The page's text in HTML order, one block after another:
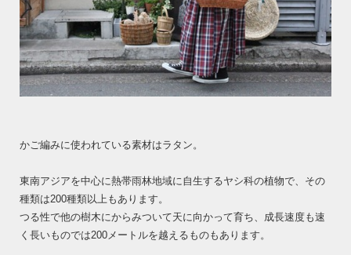
かご編みに使われている素材はラタン。
東南アジアを中心に熱帯雨林地域に自生するヤシ科の植物で、その
種類は200種類以上もあります。
つる性で他の樹木にからみついて天に向かって育ち、成長速度も速
く長いものでは200メートルを越えるものもあります。